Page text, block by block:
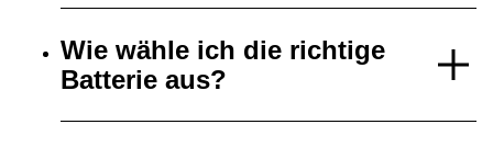
Wie wähle ich die richtige
Batterie aus?